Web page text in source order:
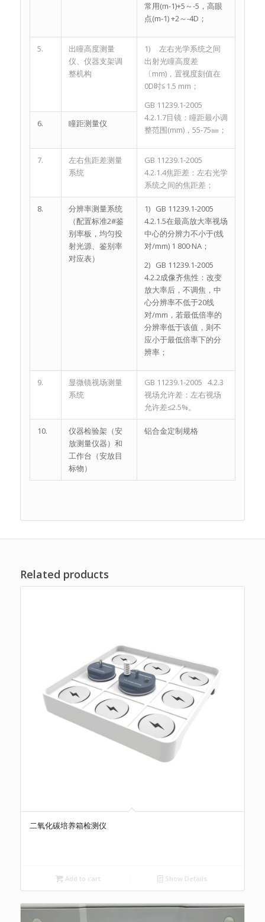
常用(m-1)+5～-5，高眼
点(m-1) +2～-4D；
5.
出瞳高度测量
仪、仪器支架调
整机构
1) 左右光学系统之间
出射光瞳高度差
〔mm)，置视度刻值在
0D时≦1.5 mm；
GB 11239.1-2005
4.2.1.7目镜：瞳距最小调
整范围(mm)，55-75㎜；
6. 瞳距测量仪
7.
左右焦距差测量
系统
GB 11239.1-2005
4.2.1.4焦距差：左右光学
系统之间的焦距差；
8.
分辨率测量系统
（配置标准2#鉴
别率板，均匀投
射光源、鉴别率
对应表）
1) GB 11239.1-2005
4.2.1.5在最高放大率视场
中心的分辨力不小于(线
对/mm) 1 800·NA；
2) GB 11239.1-2005
4.2.2成像齐焦性：改变
放大率后，不调焦，中
心分辨率不低于20线
对/mm，若最低倍率的
分辨率低于该值，则不
应小于最低倍率下的分
辨率；
9.
显微镜视场测量
系统
GB 11239.1-2005 4.2.3
视场允许差：左右视场
允许差≤2.5%。
10.
仪器检验架（安
放测量仪器）和
工作台（安放目
标物）
铝合金定制规格
Related products
二氧化碳培养箱检测仪
Add to cart Show Details